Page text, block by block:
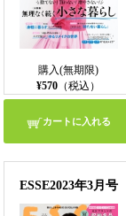
購入(無期限)
¥570 （税込）
カートに入れる
ESSE2023年3月号